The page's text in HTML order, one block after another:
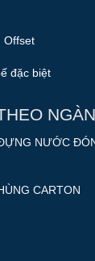
Offset
đặc biệt
NƯỚC
CARTON